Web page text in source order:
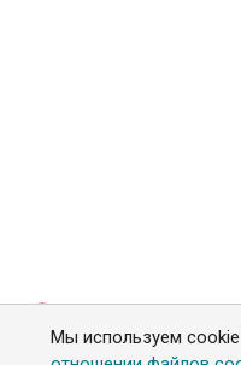
Мы используем